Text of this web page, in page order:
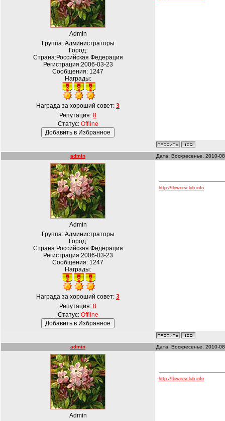
Admin
Группа: Администраторы
Город:
Страна:Российская Федерация
Регистрация:2006-03-23
Сообщения: 1247
Награды:
Награда за хороший совет: 3
Репутация: 8
Статус: Offline
admin Дата: Воскресенье, 2010-
Admin
Группа: Администраторы
Город:
Страна:Российская Федерация
Регистрация:2006-03-23
Сообщения: 1247
Награды:
Награда за хороший совет: 3
Репутация: 8
Статус: Offline
http://flowersclub.info
admin Дата: Воскресенье, 2010-
Admin
http://flowersclub.info